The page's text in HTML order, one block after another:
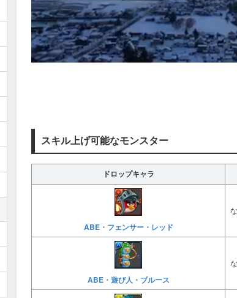
スキル上げ可能なモンスター
ドロップキャラ
ABE・フェンサー・レッド
ABE・遊び人・ブルース